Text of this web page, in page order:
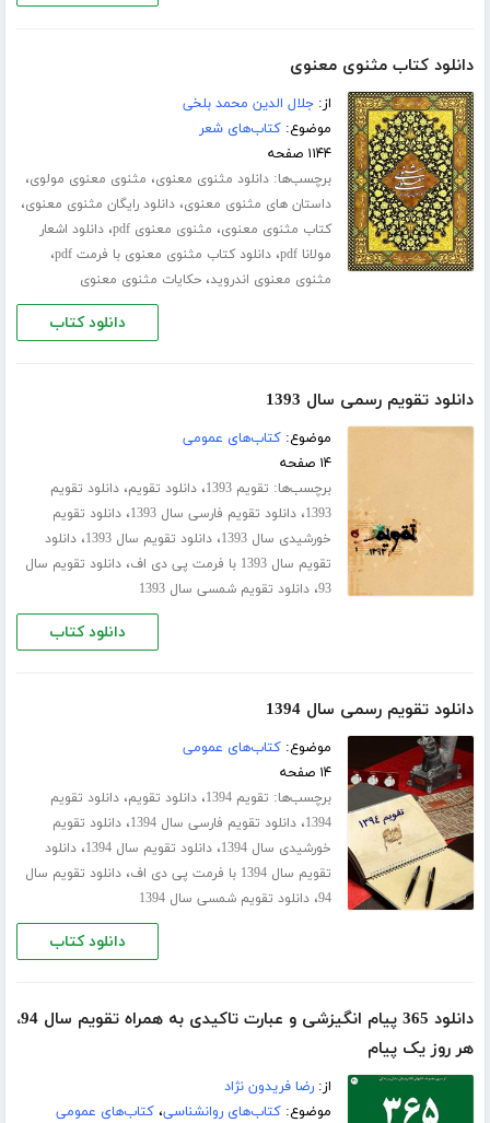
دانلود کتاب مثنوی معنوی
از:جلال الدین محمد بلخی
موضوع:کتاب‌های شعر
۱۱۴۴ صفحه
برچسب‌ها:دانلود مثنوی معنوی، مثنوی معنوی مولوی،
داستان های مثنوی معنوی،دانلود رایگان مثنوی معنوی،
کتاب مثنوی معنوی، مثنوی معنوی pdf ،دانلود اشعار
مولانا pdf
،دانلود کتاب مثنوی معنوی با فرمت pdf ،
مثنوی معنوی اندروید،حکایات مثنوی معنوی
دانلود کتاب
دانلود تقویم رسمی سال 1393
موضوع:کتاب‌های عمومی
۱۴ صفحه
برچسب‌ها: تقویم 1393 ،دانلود تقویم،دانلود تقویم
1393،دانلود تقویم فارسی سال 1393 ،دانلود تقویم
خورشیدی سال 1393
،دانلود تقویم سال 1393 ،دانلود
تقویم سال 1393 با فرمت پی دی اف
،دانلود تقویم سال
93،دانلود تقویم شمسی سال 1393
دانلود کتاب
دانلود تقویم رسمی سال 1394
موضوع:کتاب‌های عمومی
۱۴ صفحه
برچسب‌ها: تقویم 1394 ،دانلود تقویم،دانلود تقویم
1394،دانلود تقویم فارسی سال 1394 ،دانلود تقویم
خورشیدی سال 1394
،دانلود تقویم سال 1394 ،دانلود
تقویم سال 1394 با فرمت پی دی اف
،دانلود تقویم سال
94،دانلود تقویم شمسی سال 1394
دانلود کتاب
دانلود 365 پیام انگیزشی و عبارت تاکیدی به همراه تقویم سال 94،
هر روز یک پیام
از:رضا فریدون نژاد
موضوع:کتاب‌های روانشناسی،کتاب‌های عمومی